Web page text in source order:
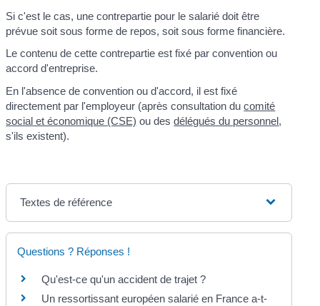
Si c'est le cas, une contrepartie pour le salarié doit être
prévue soit sous forme de repos, soit sous forme financière.
Le contenu de cette contrepartie est fixé par convention ou
accord d'entreprise.
En l'absence de convention ou d'accord, il est fixé
directement par l'employeur (après consultation ducomité
social et économique (CSE) ou desdélégués du personnel,
s'ils existent).
Textes de référence
Questions ? Réponses !
Qu'est-ce qu'un accident de trajet ?
Un ressortissant européen salarié en France a-t-